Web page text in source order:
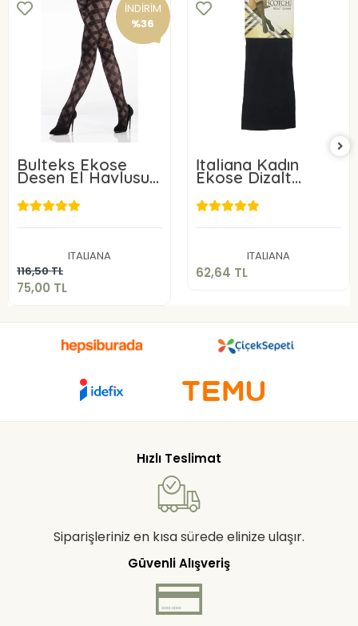
İNDİRİM
%36
Bulteks Ekose
Desen El Havlusu
30X50
ITALIANA
116,50 TL
75,00 TL
Sepete Ekle
İtaliana Kadın
Ekose Dizalt
Çorap
ITALIANA
62,64 TL
62,64 TL
Hızlı Teslimat
Siparişleriniz en kısa sürede elinize ulaşır.
Güvenli Alışveriş